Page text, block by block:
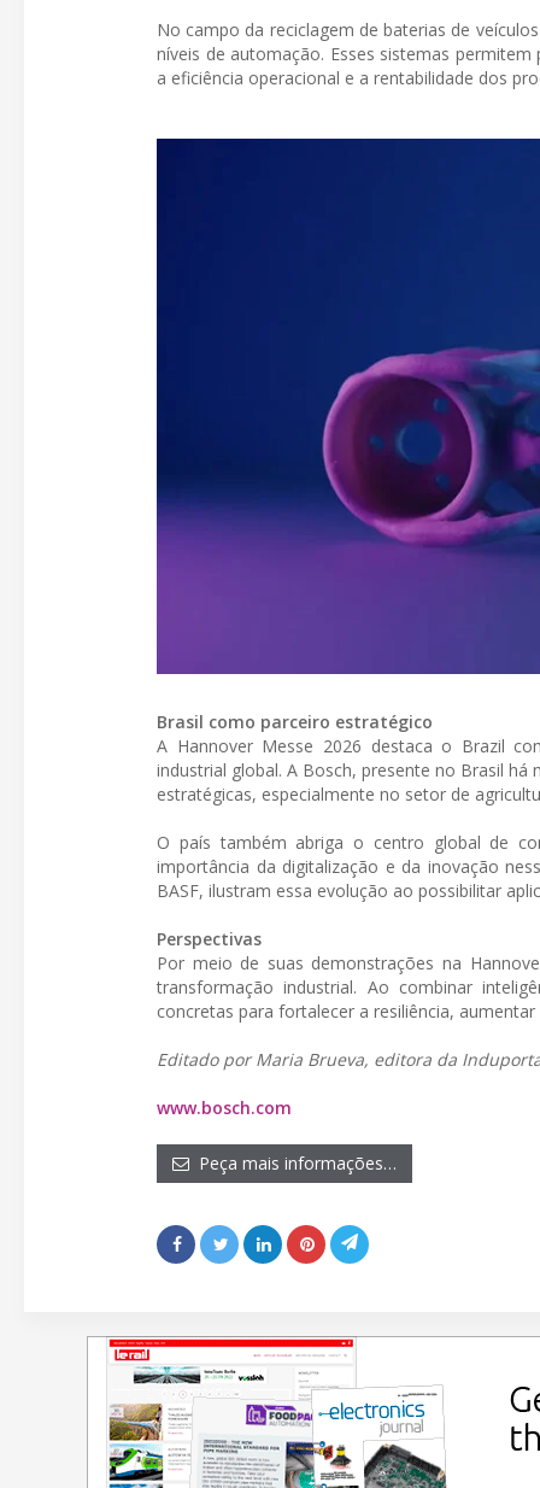
No campo da reciclagem de baterias de
níveis de automação. Esses sistemas
a eficiência operacional e a rentabilidade dos
Brasil como parceiro estratégico
A Hannover Messe 2026 destaca o Brazil
industrial global. A Bosch, presente no Brasil
estratégicas, especialmente no setor de
O país também abriga o centro global de
importância da digitalização e da inovação
BASF, ilustram essa evolução ao possibilitar
Perspectivas
Por meio de suas demonstrações na
transformação industrial. Ao combinar
concretas para fortalecer a resiliência,
Editado por Maria Brueva, editora da
www.bosch.com
Peça mais informações…